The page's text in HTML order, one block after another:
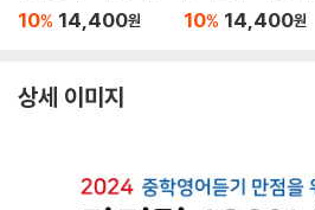
10% 14,400원 10% 14,400원
상세 이미지